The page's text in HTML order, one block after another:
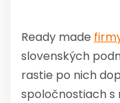
Ready made
slovenských
rastie po nich
spoločnostiach s